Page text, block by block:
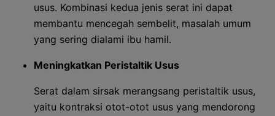
usus. Kombinasi kedua jenis serat ini dapat
membantu mencegah sembelit, masalah umum
yang sering dialami ibu hamil.
Meningkatkan Peristaltik Usus
Serat dalam sirsak merangsang peristaltik usus,
yaitu kontraksi otot-otot usus yang mendorong